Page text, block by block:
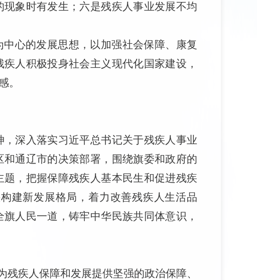
象时有发生；六是残疾人事业发展不均
心的发展思想，以加强社会保障、康复
人积极投身社会主义现代化国家建设，
。
深入落实习近平总书记关于残疾人事业
和通辽市的决策部署 ，围绕旗委和政府的
， 把握保障残疾人基本民生和促进残疾
建新发展格局，着力改善残疾人生活品
旗人民一道，铸牢中华民族共同体意识，
疾人保障和发展提供坚强的政治保障、